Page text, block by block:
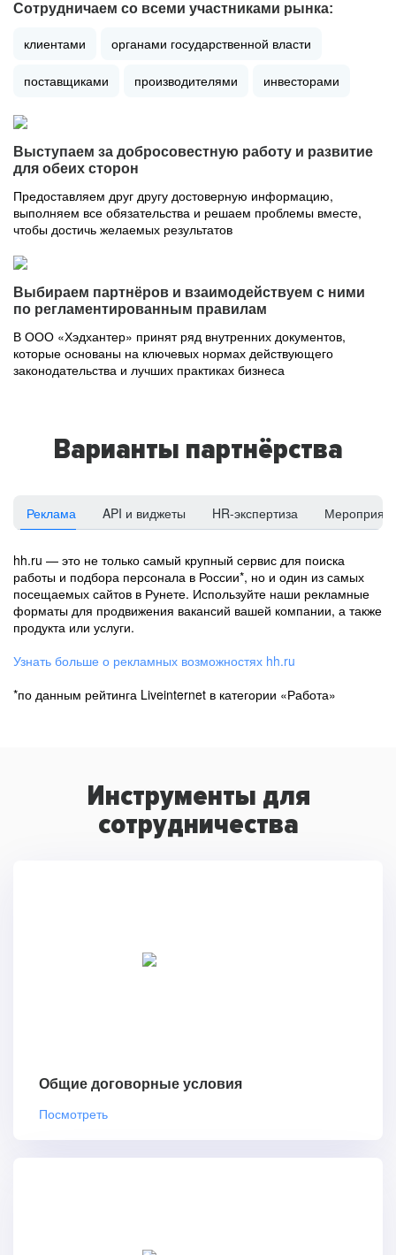
Сотрудничаем со всеми участниками рынка:
клиентами органами государственной власти
поставщиками производителями инвесторами
Выступаем за добросовестную работу и развитие
для обеих сторон
Предоставляем друг другу достоверную информацию,
выполняем все обязательства и решаем проблемы вместе,
чтобы достичь желаемых результатов
Выбираем партнёров и взаимодействуем с ними
по регламентированным правилам
В ООО «Хэдхантер» принят ряд внутренних документов,
которые основаны на ключевых нормах действующего
законодательства и лучших практиках бизнеса
Варианты партнёрства
Реклама API и виджеты HR-экспертиза
hh.ru — это не только самый крупный сервис для поиска
работы и подбора персонала в России*, но и один из самых
посещаемых сайтов в Рунете. Используйте наши рекламные
форматы для продвижения вакансий вашей компании, а также
продукта или услуги.
Узнать больше о рекламных возможностях hh.ru
*по данным рейтинга Liveinternet в категории «Работа»
Инструменты для
сотрудничества
Общие договорные условия
Посмотреть